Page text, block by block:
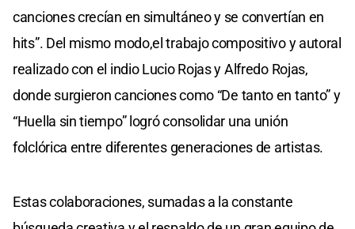
canciones crecían en simultáneo y se convertían en
hits”. Del mismo modo,el trabajo compositivo y autoral
realizado con el indio Lucio Rojas y Alfredo Rojas,
donde surgieron canciones como “De tanto en tanto” y
“Huella sin tiempo” logró consolidar una unión
folclórica entre diferentes generaciones de artistas.
Estas colaboraciones, sumadas a la constante